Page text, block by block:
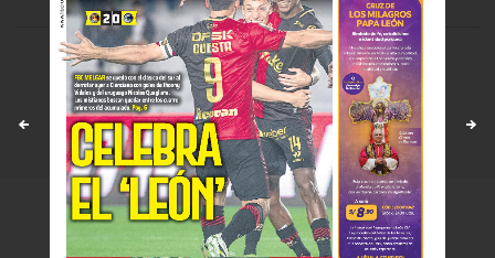
©Todos los derechos reservados -2026
Políticas y estandares Contáctenos